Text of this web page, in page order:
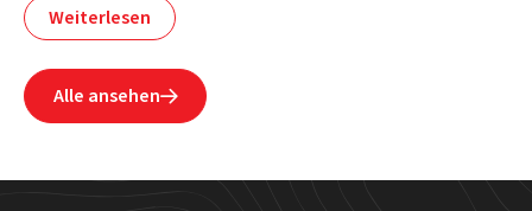
Weiterlesen
Alle ansehen